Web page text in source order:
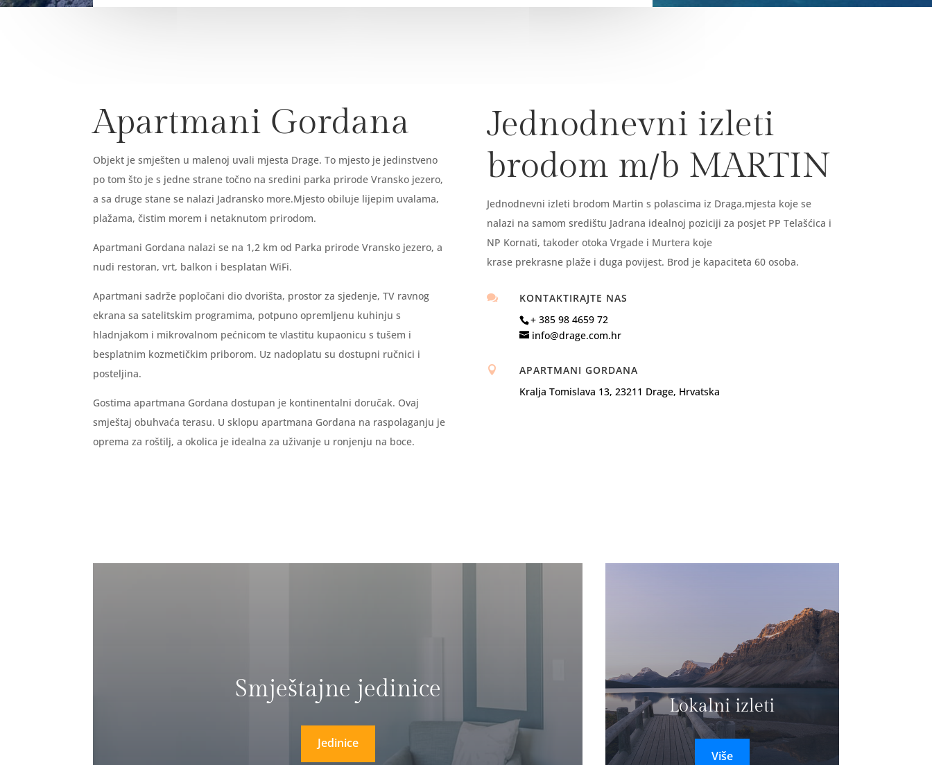
Apartmani Gordana
Objekt je smješten u malenoj uvali mjesta Drage. To mjesto je jedinstveno
po tom što je s jedne strane točno na sredini parka prirode Vransko jezero,
a sa druge stane se nalazi Jadransko more.Mjesto obiluje lijepim uvalama,
plažama, čistim morem i netaknutom prirodom.
Apartmani Gordana nalazi se na 1,2 km od Parka prirode Vransko jezero, a
nudi restoran, vrt, balkon i besplatan WiFi.
Apartmani sadrže popločani dio dvorišta, prostor za sjedenje, TV ravnog
ekrana sa satelitskim programima, potpuno opremljenu kuhinju s
hladnjakom i mikrovalnom pećnicom te vlastitu kupaonicu s tušem i
besplatnim kozmetičkim priborom. Uz nadoplatu su dostupni ručnici i
posteljina.
Gostima apartmana Gordana dostupan je kontinentalni doručak. Ovaj
smještaj obuhvaća terasu. U sklopu apartmana Gordana na raspolaganju je
oprema za roštilj, a okolica je idealna za uživanje u ronjenju na boce.
Jednodnevni izleti
brodom m/b MARTIN
Jednodnevni izleti brodom Martin s polascima iz Draga,mjesta koje se
nalazi na samom središtu Jadrana idealnoj poziciji za posjet PP Telašćica i
NP Kornati, takoder otoka Vrgade i Murtera koje
krase prekrasne plaže i duga povijest. Brod je kapaciteta 60 osoba.

KONTAKTIRAJTE NAS
+ 385 98 4659 72
info@drage.com.hr

APARTMANI GORDANA
Kralja Tomislava 13, 23211 Drage, Hrvatska
Smještajne jedinice
Jedinice
Lokalni izleti
Više